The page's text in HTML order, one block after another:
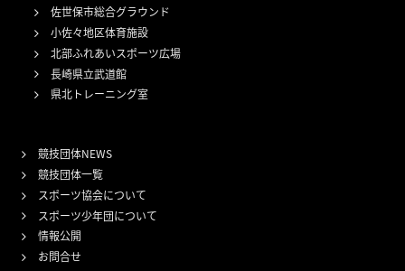
佐世保市総合グラウンド
小佐々地区体育施設
北部ふれあいスポーツ広場
長崎県立武道館
県北トレーニング室
競技団体NEWS
競技団体一覧
スポーツ協会について
スポーツ少年団について
情報公開
お問合せ